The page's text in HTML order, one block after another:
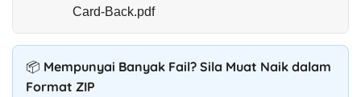
Card-Back.pdf
📦 Mempunyai Banyak Fail? Sila Muat Naik dalam
Format ZIP